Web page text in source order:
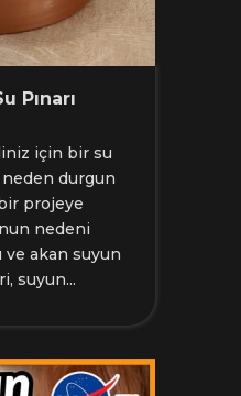
Pınarı
için bir su
neden durgun
projeye
nedeni
akan suyun
suyun...